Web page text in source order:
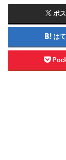
ポ
は